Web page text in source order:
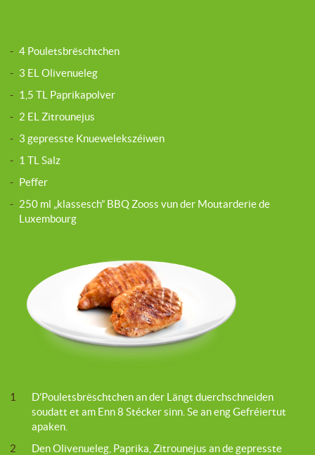
- 4 Pouletsbrëschtchen
- 3 EL Olivenueleg
- 1,5 TL Paprikapolver
- 2 EL Zitrounejus
- 3 gepresste Knuewelekszéiwen
- 1 TL Salz
- Peffer
- 250 ml „klassesch” BBQ Zooss vun der Moutarderie de
Luxembourg
1
D’Pouletsbrëschtchen an der Längt duerchschneiden
soudatt et am Enn 8 Stécker sinn. Se an eng Gefréiertut
apaken.
2
Den Olivenueleg, Paprika, Zitrounejus an de gepresste